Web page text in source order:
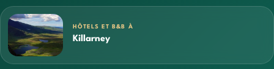
HÔTELS ET B&B À
Killarney